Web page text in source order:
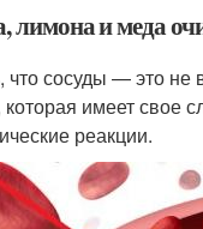
лимона и меда
что сосуды — это
имеет свое
реакции.